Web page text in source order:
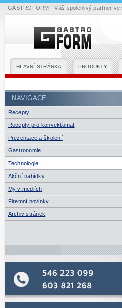
HLAVNÍ STRÁNKA PRODUKTY
NAVIGACE
Recepty
Recepty pro konvektomat
Prezentace a školení
Gastronomie
Technologie
Akční nabídky
My v mediích
Firemní novinky
Archiv stránek
GASTROFORM - Váš spolehlivý partner